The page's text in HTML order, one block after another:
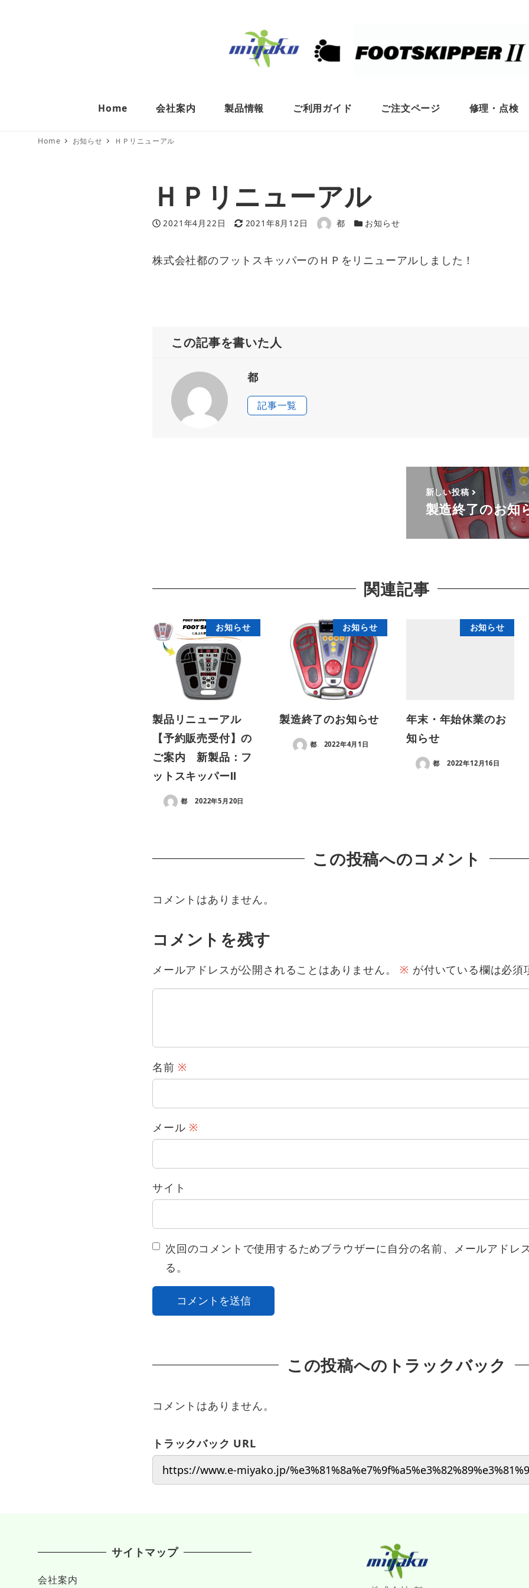
Home 会社案内 製品情報 ご利用ガイド ご注文ページ 修理・点検
Home お知らせ ＨＰリニューアル
ＨＰリニューアル
投稿日
2021年4月22日 更新日
2021年8月12日 著者 都 カテゴリー
お知らせ
株式会社都のフットスキッパーのＨＰをリニューアルしました！
この記事を書いた人
都
記事一覧
新しい投稿
製造終了のお知
関連記事
お知らせ
製品リニューアル
【予約販売受付】の
ご案内 新製品：フ
ットスキッパーⅡ
都 2022年5月20日
お知らせ
製造終了のお知らせ
都 2022年4月1日
お知らせ
年末・年始休業のお
知らせ
都 2022年12月16日
この投稿へのコメント
コメントはありません。
コメントを残す
メールアドレスが公開されることはありません。 ※ が付いている欄は必須
名前 ※
メール ※
サイト
次回のコメントで使用するためブラウザーに自分の名前、メールアドレ
る。
この投稿へのトラックバック
コメントはありません。
トラックバック URL
サイトマップ
会社案内